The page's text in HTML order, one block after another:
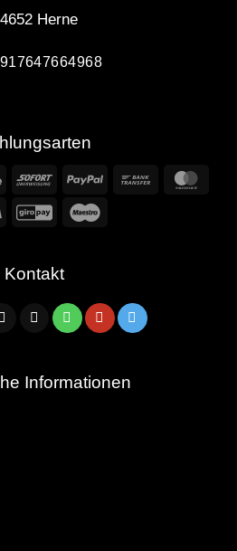
Herne
Mollie Sofort PayPal
Bank
Visa GiroPay
Kontakt
Informationen